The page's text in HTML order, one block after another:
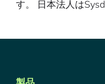
す。 日本法人は